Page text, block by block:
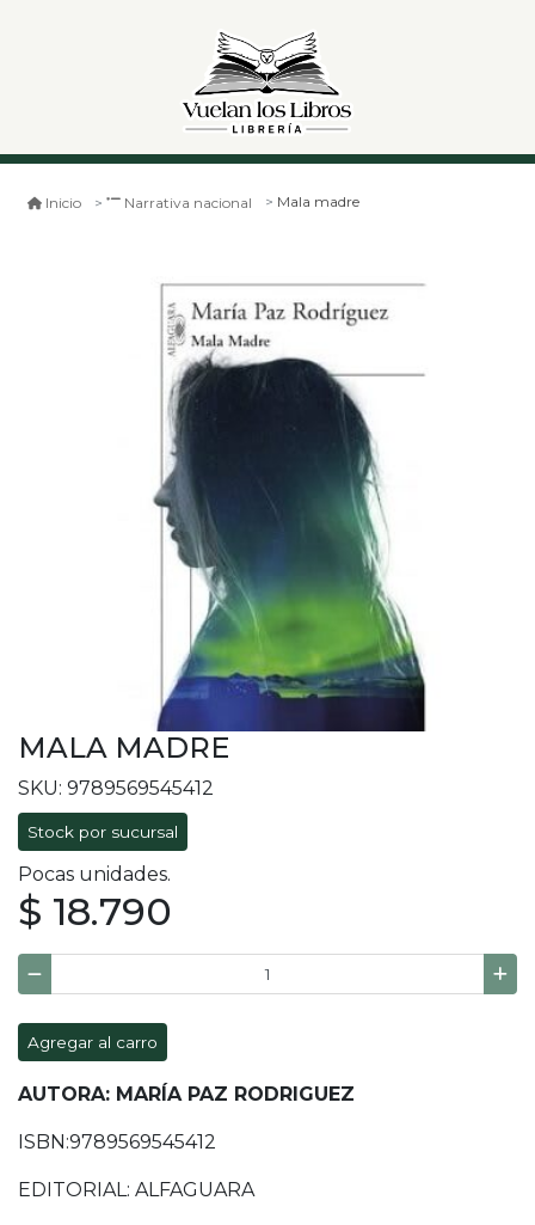
Inicio Narrativa nacional Mala madre
MALA MADRE
SKU: 9789569545412
Stock por sucursal
Pocas unidades.
$ 18.790
Agregar al carro
AUTORA: MARÍA PAZ RODRIGUEZ
ISBN:9789569545412
EDITORIAL: ALFAGUARA